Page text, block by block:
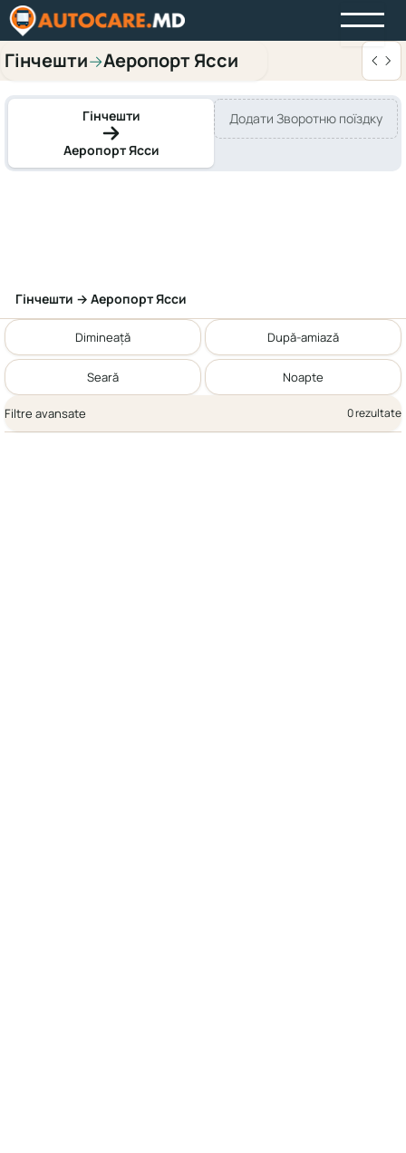
Гінчешти→Аеропорт Ясси
Гінчешти
Аеропорт Ясси
Додати Зворотню поїздку
Гінчешти → Аеропорт Ясси
Dimineață După-amiază
Seară Noapte
Filtre avansate 0 rezultate